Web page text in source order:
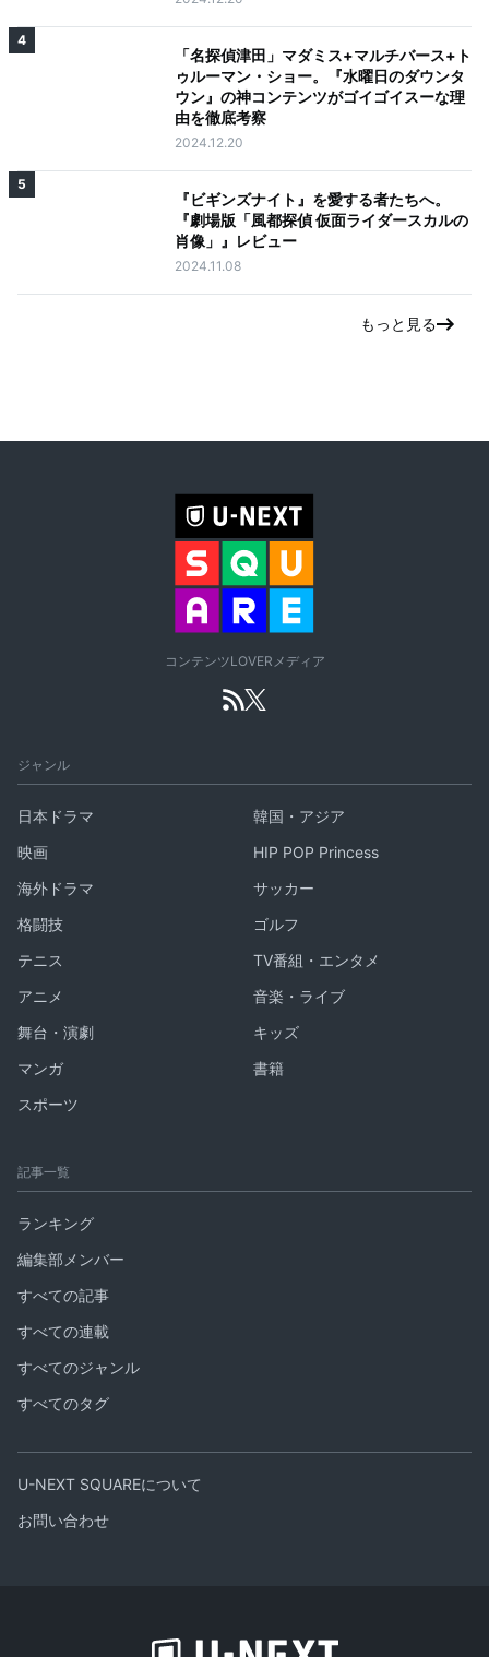
4
「名探偵津田」マダミス+マルチバース+ト
ゥルーマン・ショー。『水曜日のダウンタ
ウン』の神コンテンツがゴイゴイスーな理
由を徹底考察
2024.12.20
5
『ビギンズナイト』を愛する者たちへ。
『劇場版「風都探偵 仮面ライダースカルの
肖像」』レビュー
2024.11.08
もっと見る
コンテンツLOVERメディア
ジャンル
日本ドラマ
韓国・アジア
映画
HIP POP Princess
海外ドラマ
サッカー
格闘技
ゴルフ
テニス
TV番組・エンタメ
アニメ
音楽・ライブ
舞台・演劇
キッズ
マンガ
書籍
スポーツ
記事一覧
ランキング
編集部メンバー
すべての記事
すべての連載
すべてのジャンル
すべてのタグ
U-NEXT SQUAREについて
お問い合わせ